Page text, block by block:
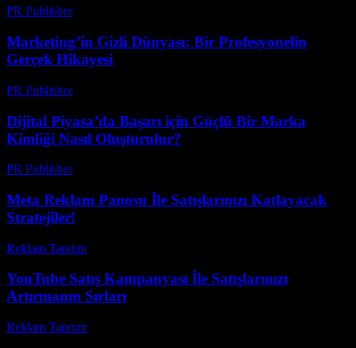
PR Publisher-
Marketing’in Gizli Dünyası: Bir Profesyonelin
Gerçek Hikayesi
PR Publisher-
Dijital Piyasa’da Başarı için Güçlü Bir Marka
Kimliği Nasıl Oluşturulur?
PR Publisher-
Meta Reklam Panosu İle Satışlarınızı Katlayacak
Stratejiler!
Reklam Tanıtım
YouTube Satış Kampanyası İle Satışlarınızı
Artırmanın Sırları
Reklam Tanıtım